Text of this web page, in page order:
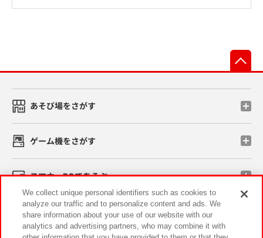
あそび場をさがす
ゲーム機をさがす
スマホ・PCであそぶ
イベント・キャンペーン
We collect unique personal identifiers such as cookies to
analyze our traffic and to personalize content and ads. We
share information about your use of our website with our
analytics and advertising partners, who may combine it with